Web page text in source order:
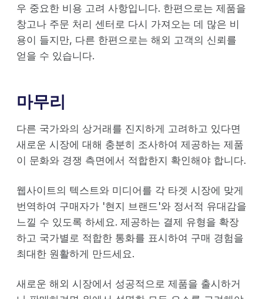
우 중요한 비용 고려 사항입니다. 한편으로는 제품을
창고나 주문 처리 센터로 다시 가져오는 데 많은 비
용이 들지만, 다른 한편으로는 해외 고객의 신뢰를
얻을 수 있습니다.
마무리
다른 국가와의 상거래를 진지하게 고려하고 있다면
새로운 시장에 대해 충분히 조사하여 제공하는 제품
이 문화와 경쟁 측면에서 적합한지 확인해야 합니다.
웹사이트의 텍스트와 미디어를 각 타겟 시장에 맞게
번역하여 구매자가 '현지 브랜드'와 정서적 유대감을
느낄 수 있도록 하세요. 제공하는 결제 유형을 확장
하고 국가별로 적합한 통화를 표시하여 구매 경험을
최대한 원활하게 만드세요.
새로운 해외 시장에서 성공적으로 제품을 출시하거